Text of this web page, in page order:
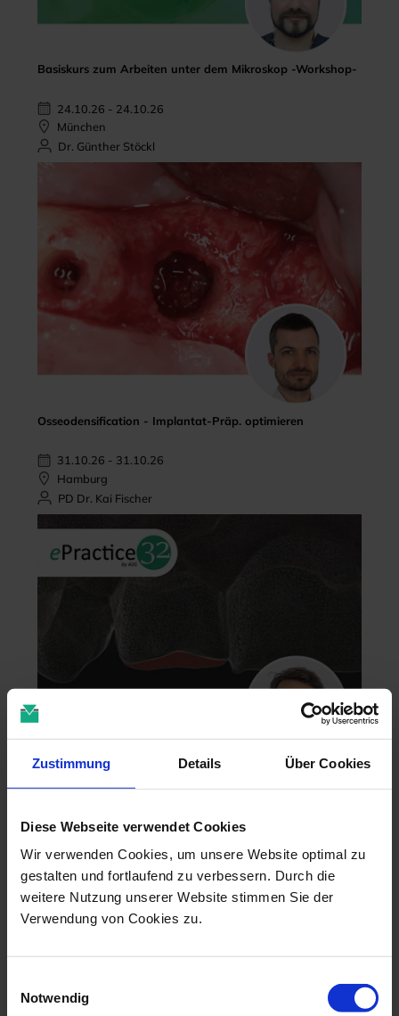
Zustimmung Details Über Cookies
Diese Webseite verwendet Cookies
Wir verwenden Cookies, um unsere Website optimal zu
gestalten und fortlaufend zu verbessern. Durch die
weitere Nutzung unserer Website stimmen Sie der
Verwendung von Cookies zu.
Notwendig
Basiskurs zum Arbeiten unter dem Mikroskop -Workshop-
24.10.26 - 24.10.26
München
Dr. Günther Stöckl
Osseodensification - Implantat-Präp. optimieren
31.10.26 - 31.10.26
Hamburg
PD Dr. Kai Fischer
Zahntechnik im 4D-Zeitalter
online
Dr. Christian Leonhardt